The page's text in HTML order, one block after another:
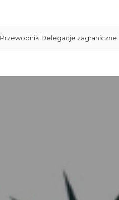
Przewodnik Delegacje zagraniczne